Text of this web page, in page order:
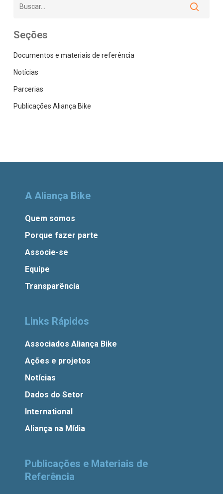
Seções
Documentos e materiais de referência
Notícias
Parcerias
Publicações Aliança Bike
A Aliança Bike
Quem somos
Porque fazer parte
Associe-se
Equipe
Transparência
Links Rápidos
Associados Aliança Bike
Ações e projetos
Notícias
Dados do Setor
International
Aliança na Mídia
Publicações e Materiais de
Referência